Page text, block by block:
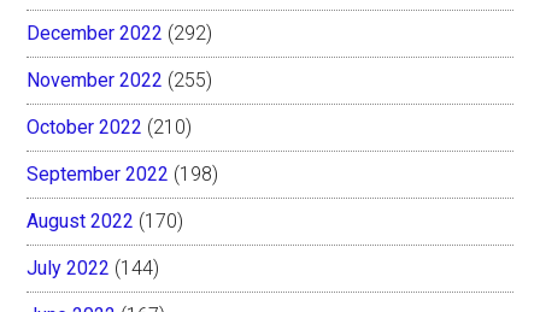
December 2022 (292)
November 2022 (255)
October 2022 (210)
September 2022 (198)
August 2022 (170)
July 2022 (144)